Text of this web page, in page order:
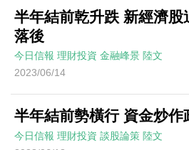
半年結前乾升跌 新經濟股
落後
今日信報 理財投資 金融峰景 陸文
2023/06/14
半年結前勢橫行 資金炒作
今日信報 理財投資 談股論策 陸文